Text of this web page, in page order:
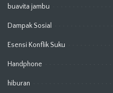
buavita jambu
Dampak Sosial
Esensi Konflik Suku
Handphone
hiburan